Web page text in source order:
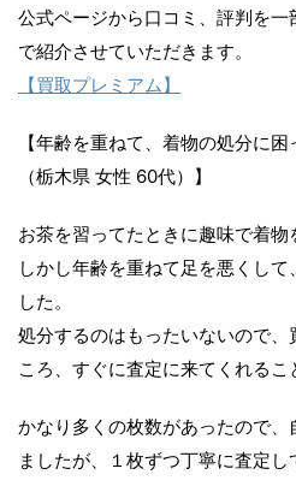
公式ページから口コミ、評判を
で紹介させていただきます。
【買取プレミアム】
【年齢を重ねて、着物の処分に
（栃木県 女性 60代）】
お茶を習ってたときに趣味で着物
しかし年齢を重ねて足を悪くし
した。
処分するのはもったいないので、
ころ、すぐに査定に来てくれるこ
かなり多くの枚数があったので
ましたが、１枚ずつ丁寧に査定し